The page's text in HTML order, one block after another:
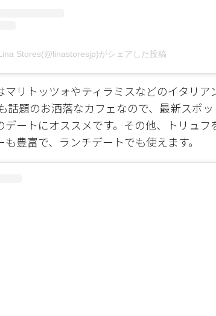
Stores(@linastoresjp)がシェアした投稿
マリトッツォやティラミスなどのイタリア
話題のお洒落なカフェなので、最新スポ
デートにオススメです。その他、トリュフ
も豊富で、ランチデートでも使えます。